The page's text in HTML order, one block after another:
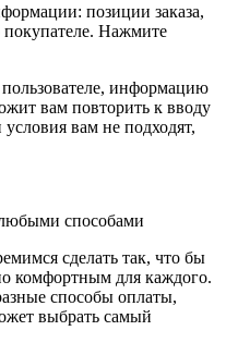
позиции заказа,
Нажмите
информацию
вам повторить к вводу
вам не подходят,
сделать так, что бы
комфортным для каждого.
способы оплаты,
выбрать самый